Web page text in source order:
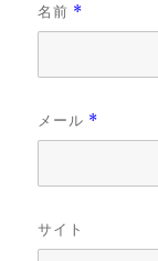
名前 *
メール *
サイト